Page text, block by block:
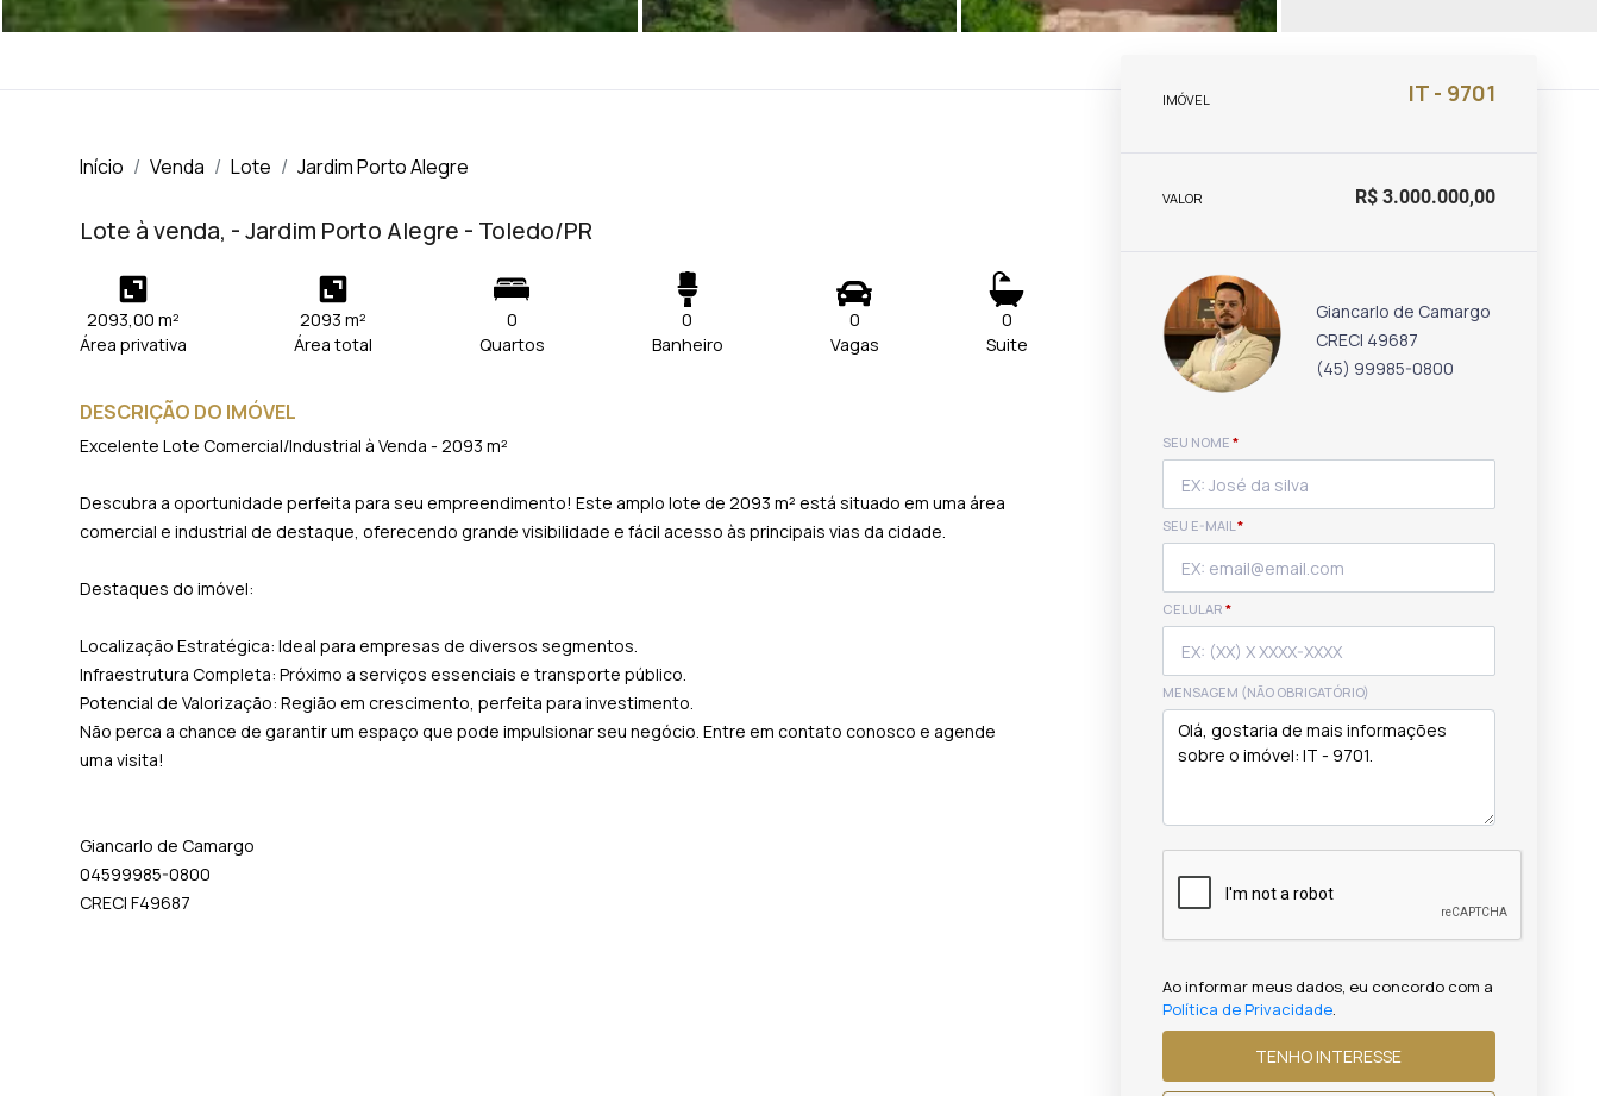
Início Venda Lote Jardim Porto Alegre
Lote à venda, - Jardim Porto Alegre - Toledo/PR
2093,00 m²
Área privativa
2093 m²
Área total
0
Quartos
0
Banheiro
0
Vagas
0
Suite
DESCRIÇÃO DO IMÓVEL
Excelente Lote Comercial/Industrial à Venda - 2093 m²
Descubra a oportunidade perfeita para seu empreendimento! Este amplo lote de 2093 m² está situado em uma área
comercial e industrial de destaque, oferecendo grande visibilidade e fácil acesso às principais vias da cidade.
Destaques do imóvel:
Localização Estratégica: Ideal para empresas de diversos segmentos.
Infraestrutura Completa: Próximo a serviços essenciais e transporte público.
Potencial de Valorização: Região em crescimento, perfeita para investimento.
Não perca a chance de garantir um espaço que pode impulsionar seu negócio. Entre em contato conosco e agende
uma visita!
Giancarlo de Camargo
04599985-0800
CRECI F49687
IMÓVEL IT - 9701
VALOR R$ 3.000.000,00
Giancarlo de Camargo
CRECI 49687
(45) 99985-0800
SEU NOME *
SEU E-MAIL*
CELULAR *
MENSAGEM (NÃO OBRIGATÓRIO)
Ao informar meus dados, eu concordo com a
Política de Privacidade.
TENHO INTERESSE